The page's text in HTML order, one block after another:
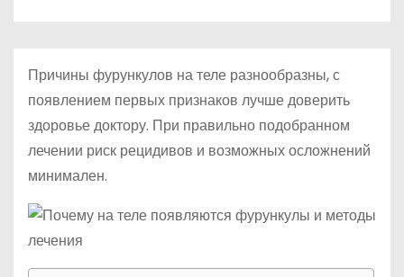
Причины фурункулов на теле разнообразны, с
появлением первых признаков лучше доверить
здоровье доктору. При правильно подобранном
лечении риск рецидивов и возможных осложнений
минимален.